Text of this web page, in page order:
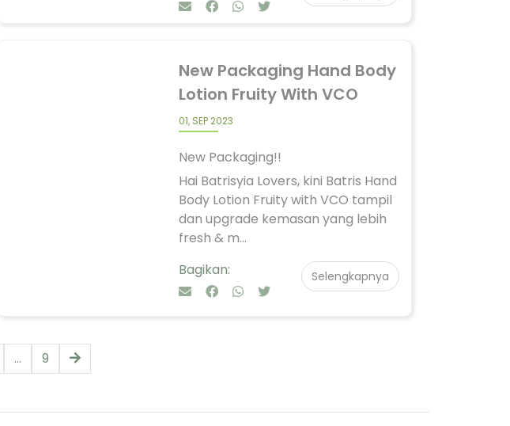
New Packaging Hand Body
Lotion Fruity With VCO
01, SEP 2023
New Packaging!!
Hai Batrisyia Lovers, kini Batris Hand
Body Lotion Fruity with VCO tampil
dan upgrade kemasan yang lebih
fresh & m...
Bagikan:
Selengkapnya
... 9